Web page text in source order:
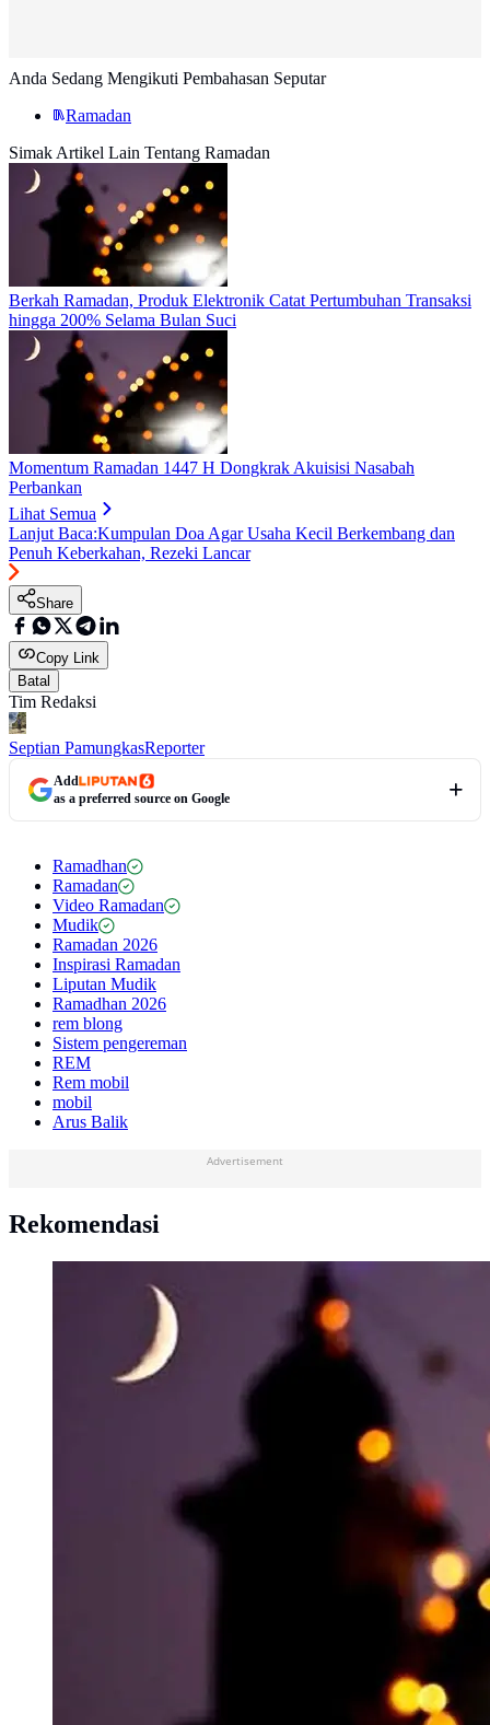
Anda Sedang Mengikuti Pembahasan Seputar
Ramadan
Simak Artikel Lain Tentang Ramadan
Berkah Ramadan, Produk Elektronik Catat Pertumbuhan Transaksi
hingga 200% Selama Bulan Suci
Momentum Ramadan 1447 H Dongkrak Akuisisi Nasabah
Perbankan
Lihat Semua
Lanjut Baca:Kumpulan Doa Agar Usaha Kecil Berkembang dan
Penuh Keberkahan, Rezeki Lancar
Share
Copy Link
Batal
Tim Redaksi
Septian PamungkasReporter
Add
as a preferred source on Google
Ramadhan
Ramadan
Video Ramadan
Mudik
Ramadan 2026
Inspirasi Ramadan
Liputan Mudik
Ramadhan 2026
rem blong
Sistem pengereman
REM
Rem mobil
mobil
Arus Balik
Advertisement
Rekomendasi